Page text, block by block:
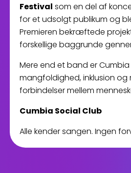
Festival som en del af
for et udsolgt publikum og
Premieren bekræftede
forskellige baggrunde
Mere end et band er
mangfoldighed, inklusion og
forbindelser mellem
Cumbia Social Club
Alle kender sangen. Ingen